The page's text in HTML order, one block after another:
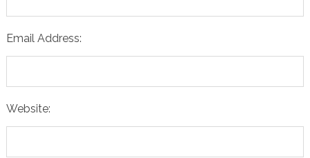
Email Address:
Website: